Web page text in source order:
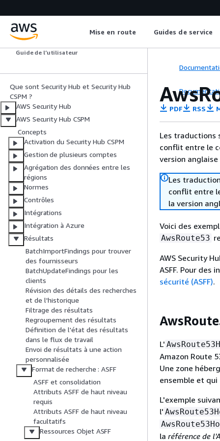
Mise en route Guides de service
AWS Security Hub
Guide de l’utilisateur
Que sont Security Hub et Security Hub
CSPM ?
AWS Security Hub
AWS Security Hub CSPM
Concepts
Activation du Security Hub CSPM
Gestion de plusieurs comptes
Agrégation des données entre les
régions
Normes
Contrôles
Intégrations
Intégration à Azure
Résultats
BatchImportFindings pour trouver
des fournisseurs
BatchUpdateFindings pour les
clients
Révision des détails des recherches
et de l'historique
Filtrage des résultats
Regroupement des résultats
Définition de l'état des résultats
dans le flux de travail
Envoi de résultats à une action
personnalisée
Format de recherche : ASFF
ASFF et consolidation
Attributs ASFF de haut niveau
requis
Attributs ASFF de haut niveau
facultatifs
Ressources Objet ASFF
PDF RSS
Les traductions
conflit entre le
version
Les
conflit entre
la version
Voici des
AwsRoute53
AWS Security
ASFF. Pour des
sécurité (ASFF).
L'
Amazon Route
Une zone
ensemble et
L'exemple
l'
la référence de